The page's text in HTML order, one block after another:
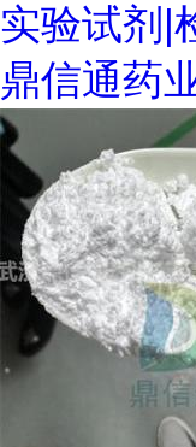
实验试剂|
鼎信通药